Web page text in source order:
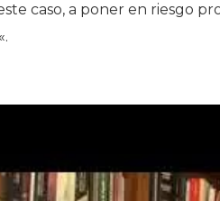
caso, a poner en riesgo